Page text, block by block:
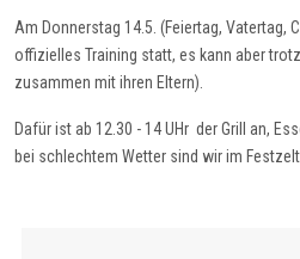
Am Donnerstag 14.5. (Feiertag, Vatertag,
offizielles Training statt, es kann aber
zusammen mit ihren Eltern).
Dafür ist ab 12.30 - 14 UHr der Grill an,
bei schlechtem Wetter sind wir im